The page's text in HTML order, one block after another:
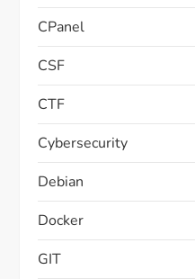
CPanel
CSF
CTF
Cybersecurity
Debian
Docker
GIT